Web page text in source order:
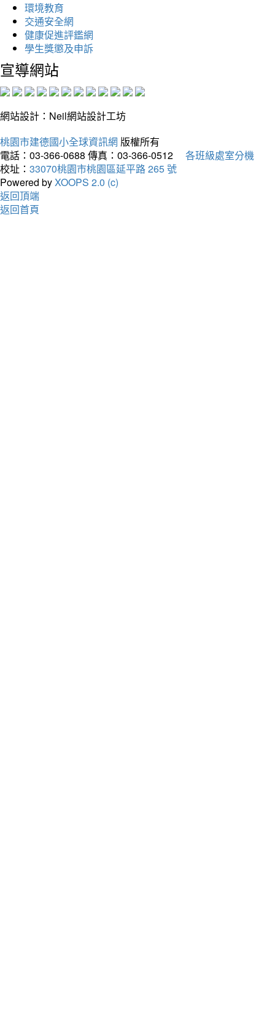
環境教育
交通安全網
健康促進評鑑網
學生獎懲及申訴
宣導網站
網站設計：Neil網站設計工坊
桃園市建德國小全球資訊網 版權所有
電話：03-366-0688 傳真：03-366-0512
各班級處室分機
校址： 33070桃園市桃園區延平路 265 號
Powered byXOOPS 2.0 (c)
返回頂端
返回首頁